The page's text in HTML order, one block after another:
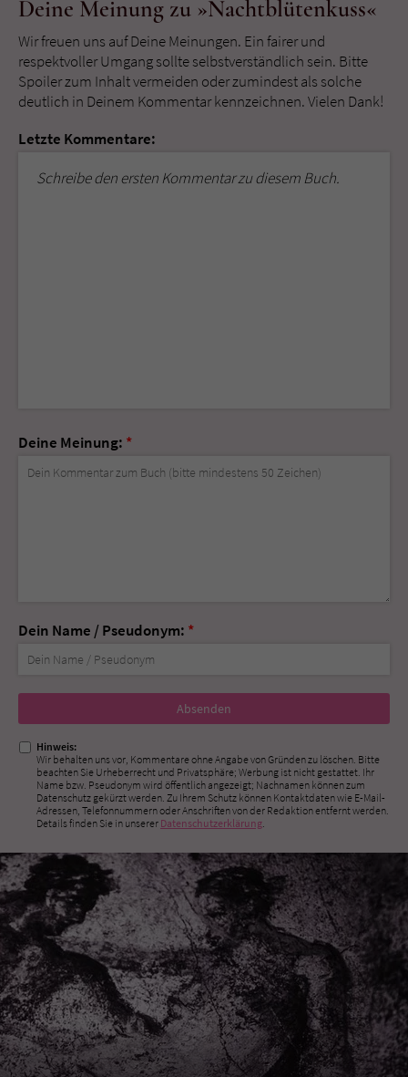
Deine Meinung zu »Nachtblütenkuss«
Wir freuen uns auf Deine Meinungen. Ein fairer und
respektvoller Umgang sollte selbstverständlich sein. Bitte
Spoiler zum Inhalt vermeiden oder zumindest als solche
deutlich in Deinem Kommentar kennzeichnen. Vielen Dank!
Letzte Kommentare:
Schreibe den ersten Kommentar zu diesem Buch.
Deine Meinung: *
Dein Name / Pseudonym: *
Nicht
ausfüllen!
Hinweis:
Wir behalten uns vor, Kommentare ohne Angabe von Gründen zu löschen. Bitte
beachten Sie Urheberrecht und Privatsphäre; Werbung ist nicht gestattet. Ihr
Name bzw. Pseudonym wird öffentlich angezeigt; Nachnamen können zum
Datenschutz gekürzt werden. Zu Ihrem Schutz können Kontaktdaten wie E-Mail-
Adressen, Telefonnummern oder Anschriften von der Redaktion entfernt werden.
Details finden Sie in unserer Datenschutzerklärung